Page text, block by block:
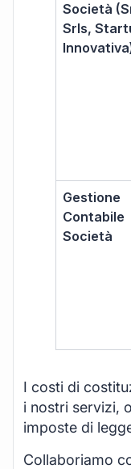
Società
Srls,
Gestione
Contabile
Società
I costi di
i nostri servizi,
imposte di
Collaboriamo